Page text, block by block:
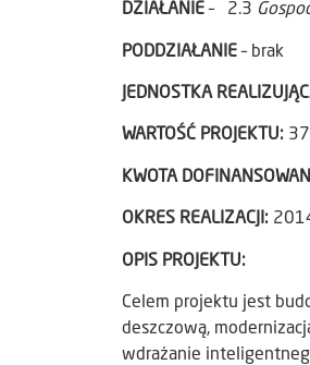
DZIAŁANIE– 2.3
PODDZIAŁANIE– brak
JEDNOSTKA
WARTOŚĆ PROJEKTU:
KWOTA
OKRES REALIZACJI:
OPIS PROJEKTU:
Celem projektu jest
deszczową,
wdrażanie